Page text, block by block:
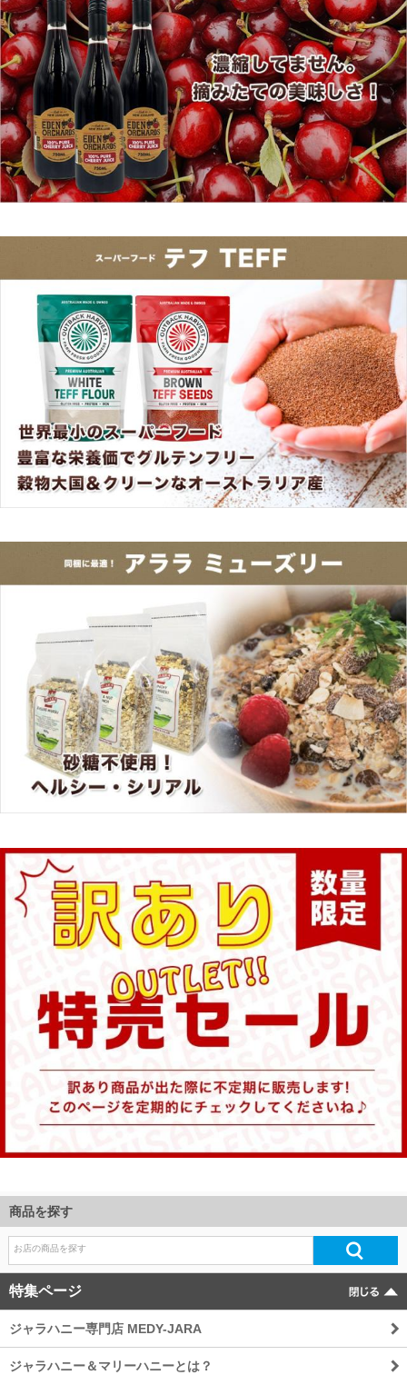
商品を探す
特集ページ
ジャラハニー専門店 MEDY-JARA
ジャラハニー＆マリーハニーとは？